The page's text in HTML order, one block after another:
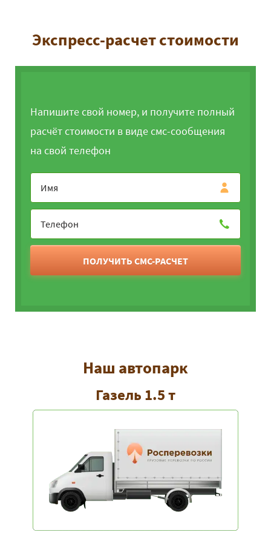
Экспресс-расчет стоимости
Напишите свой номер, и получите полный
расчёт стоимости в виде смс-сообщения
на свой телефон
ПОЛУЧИТЬ СМС-РАСЧЕТ
Наш автопарк
Газель 1.5 т